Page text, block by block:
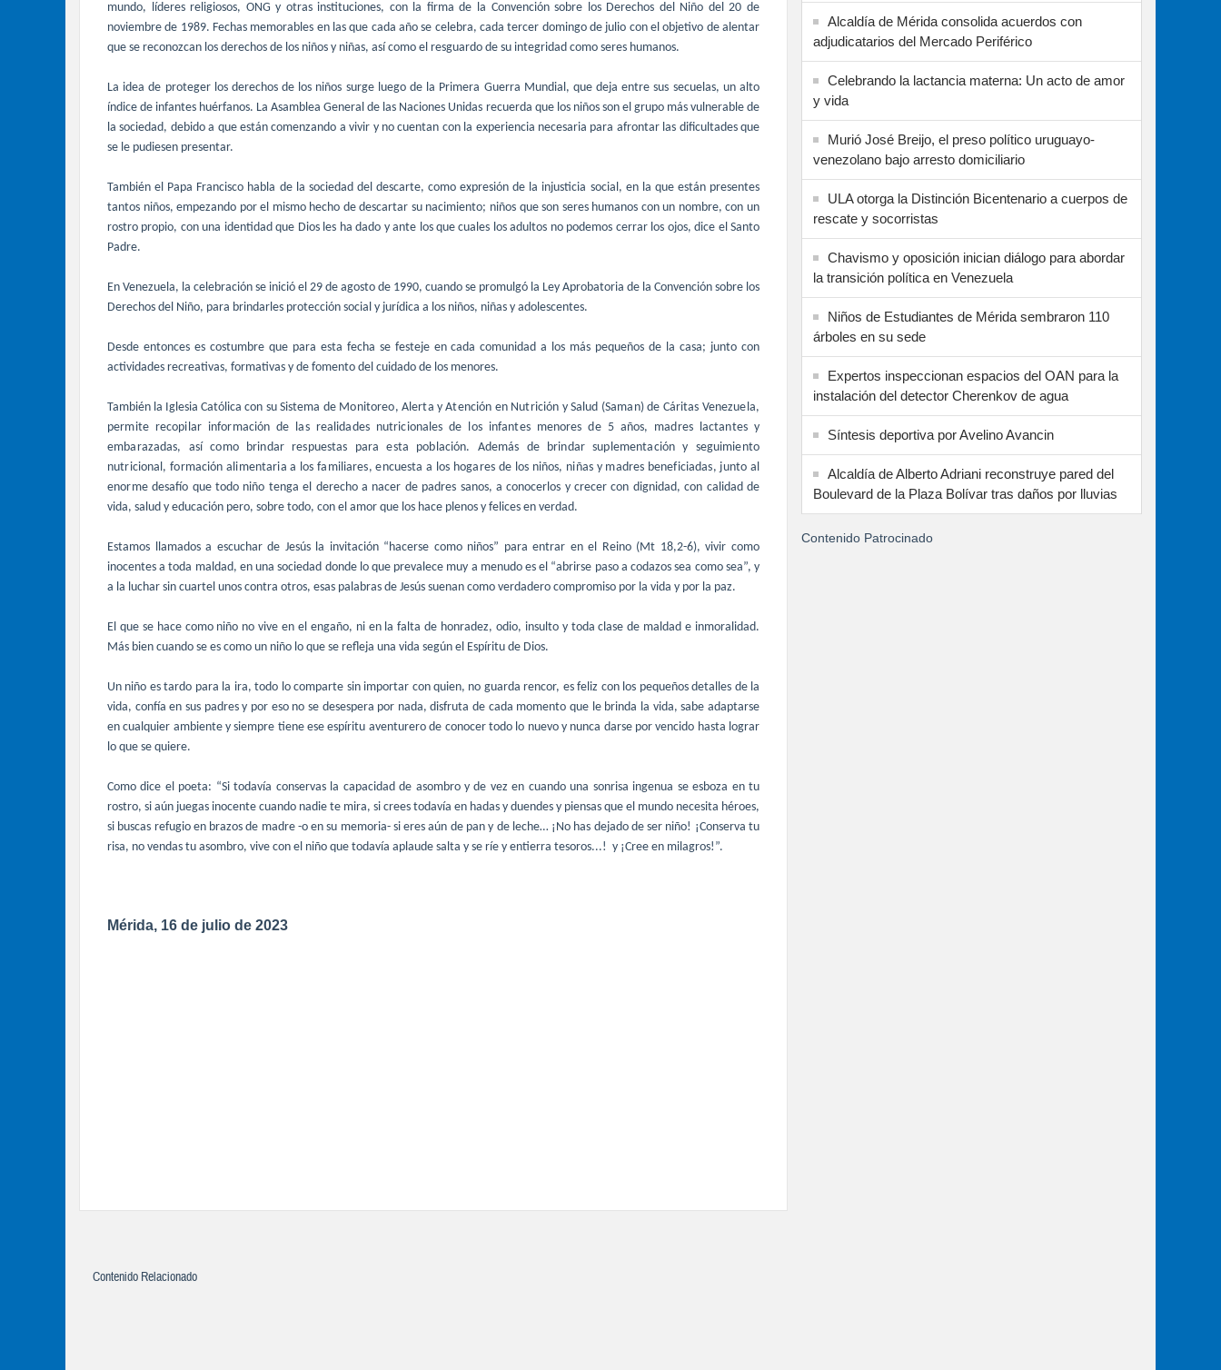
mundo, líderes religiosos, ONG y otras instituciones, con la firma de la Convención sobre los Derechos del Niño del 20 de
noviembre de 1989. Fechas memorables en las que cada año se celebra, cada tercer domingo de julio con el objetivo de alentar
que se reconozcan los derechos de los niños y niñas, así como el resguardo de su integridad como seres humanos.
La idea de proteger los derechos de los niños surge luego de la Primera Guerra Mundial, que deja entre sus secuelas, un alto
índice de infantes huérfanos. La Asamblea General de las Naciones Unidas recuerda que los niños son el grupo más vulnerable de
la sociedad, debido a que están comenzando a vivir y no cuentan con la experiencia necesaria para afrontar las dificultades que
se le pudiesen presentar.
También el Papa Francisco habla de la sociedad del descarte, como expresión de la injusticia social, en la que están presentes
tantos niños, empezando por el mismo hecho de descartar su nacimiento; niños queson seres humanos con un nombre, con un
rostro propio, con una identidad que Dios les ha dado y ante los que cuales los adultos no podemos cerrar los ojos, dice el Santo
Padre.
En Venezuela, la celebración se inició el 29 de agosto de 1990, cuando se promulgó la Ley Aprobatoria de la Convención sobre los
Derechos del Niño, para brindarles protección social y jurídica a los niños, niñas y adolescentes.
Desde entonces es costumbre que para esta fecha se festeje en cada comunidad a los más pequeños de la casa; junto con
actividades recreativas, formativas y de fomento del cuidado de los menores.
También la Iglesia Católica con su Sistema de Monitoreo, Alerta y Atención en Nutrición y Salud (Saman) de Cáritas Venezuela,
permite recopilar información de las realidades nutricionales de los infantes menores de 5 años, madres lactantes y
embarazadas, así como brindar respuestas para esta población. Además de brindar suplementación y seguimiento
nutricional, formación alimentaria a los familiares, encuesta a los hogares de los niños, niñas y madres beneficiadas, junto al
enormedesafío que todo niño tenga el derecho a nacer de padres sanos, a conocerlos y crecer con dignidad, con calidad de
vida, salud y educación pero, sobre todo, con el amor que los hace plenos y felices en verdad.
Estamos llamados a escuchar de Jesús la invitación “hacerse como niños” para entrar en el Reino (Mt 18,2-6), vivir como
inocentes a toda maldad, en una sociedad donde lo que prevalece muy a menudo es el “abrirse paso a codazos sea como sea”, y
a la luchar sin cuartel unos contra otros, esas palabras de Jesús suenan como verdadero compromiso por la vida y por la paz.
El que se hace como niño no vive en el engaño, ni en la falta de honradez, odio, insulto y toda clase de maldad e inmoralidad.
Más bien cuando se es como un niño lo que se refleja una vida según el Espíritu de Dios.
Un niño es tardo para la ira, todo lo comparte sin importar con quien, no guarda rencor, es feliz con los pequeños detalles de la
vida, confía en sus padres y por eso no se desespera por nada, disfruta de cada momento que le brinda la vida, sabe adaptarse
en cualquier ambiente y siempre tiene ese espíritu aventurero de conocer todo lo nuevo y nunca darse por vencido hasta lograr
lo que se quiere.
Como dice el poeta: “Si todavía conservas la capacidad de asombro y de vez en cuando una sonrisa ingenua se esboza en tu
rostro, si aún juegas inocente cuando nadie te mira, si crees todavía en hadas y duendes y piensas que el mundo necesita héroes,
si buscas refugio en brazos de madre -o en su memoria- si eres aún de pan y de leche… ¡No has dejado de ser niño! ¡Conserva tu
risa, no vendas tu asombro, vive con el niño que todavía aplaude salta y se ríe y entierra tesoros...! y ¡Cree en milagros!”.
Mérida, 16 de julio de 2023
Alcaldía de Mérida consolida acuerdos con
adjudicatarios del Mercado Periférico
Celebrando la lactancia materna: Un acto de amor
y vida
Murió José Breijo, el preso político uruguayo-
venezolano bajo arresto domiciliario
ULA otorga la Distinción Bicentenario a cuerpos de
rescate y socorristas
Chavismo y oposición inician diálogo para abordar
la transición política en Venezuela
Niños de Estudiantes de Mérida sembraron 110
árboles en su sede
Expertos inspeccionan espacios del OAN para la
instalación del detector Cherenkov de agua
Síntesis deportiva por Avelino Avancin
Alcaldía de Alberto Adriani reconstruye pared del
Boulevard de la Plaza Bolívar tras daños por lluvias
Contenido Patrocinado
Contenido Relacionado